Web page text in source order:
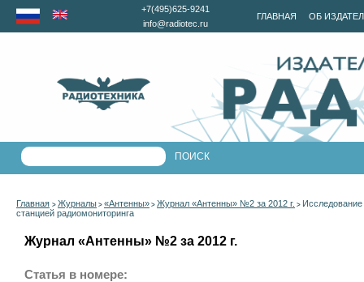
ГЛАВНАЯ ОБ
+7(495)625-9241
info@radiotec.ru
Главная > Журналы > «Антенны» > Журнал «Антенны» №2 за 2012 г. >
станцией радиомониторинга
Журнал «Антенны» №2 за 2012 г.
Статья в номере: